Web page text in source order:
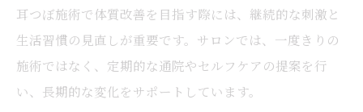
耳つぼ施術で体質改善を目指す際には、継続的な刺激と
生活習慣の見直しが重要です。サロンでは、一度きりの
施術ではなく、定期的な通院やセルフケアの提案を行
い、長期的な変化をサポートしています。